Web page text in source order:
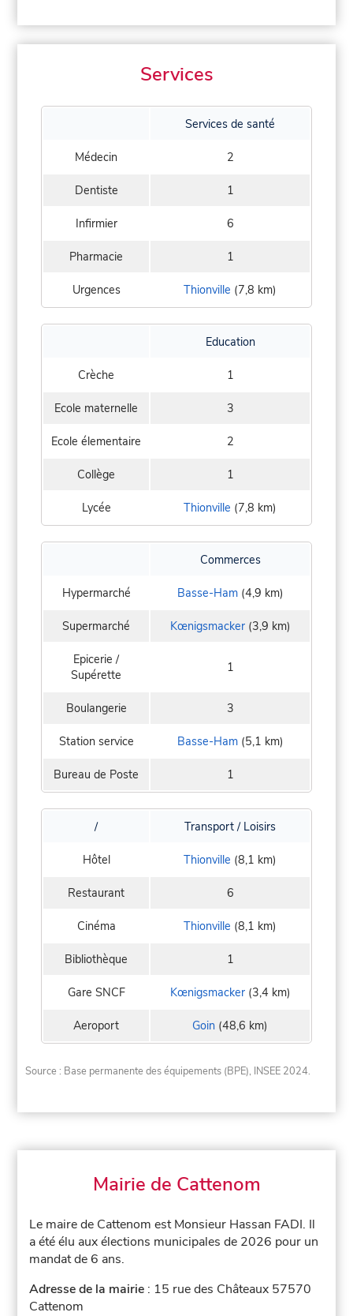
Services
Services de santé
Médecin 2
Dentiste 1
Infirmier 6
Pharmacie 1
Urgences Thionville (7,8 km)
Education
Crèche 1
Ecole maternelle 3
Ecole élementaire 2
Collège 1
Lycée Thionville (7,8 km)
Commerces
Hypermarché Basse-Ham(4,9 km)
Supermarché Kœnigsmacker(3,9 km)
Epicerie /
Supérette
1
Boulangerie 3
Station service Basse-Ham(5,1 km)
Bureau de Poste 1
/ Transport / Loisirs
Hôtel Thionville (8,1 km)
Restaurant 6
Cinéma Thionville (8,1 km)
Bibliothèque 1
Gare SNCF Kœnigsmacker(3,4 km)
Aeroport Goin (48,6 km)
Source : Base permanente des équipements (BPE), INSEE 2024.
Mairie de Cattenom
Le maire de Cattenom est Monsieur Hassan FADI. Il
a été élu aux élections municipales de 2026 pour un
mandat de 6 ans.
Adresse de la mairie : 15 rue des Châteaux 57570
Cattenom